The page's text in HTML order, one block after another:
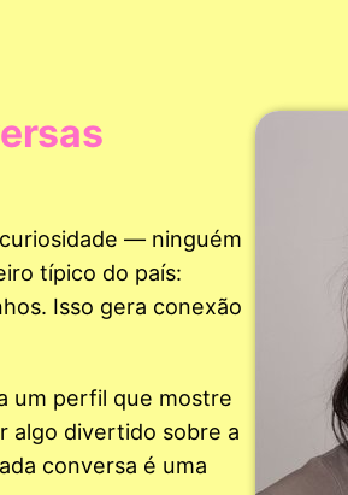
— ninguém
típico do país:
Isso gera conexão
um perfil que mostre
algo divertido sobre a
conversa é uma